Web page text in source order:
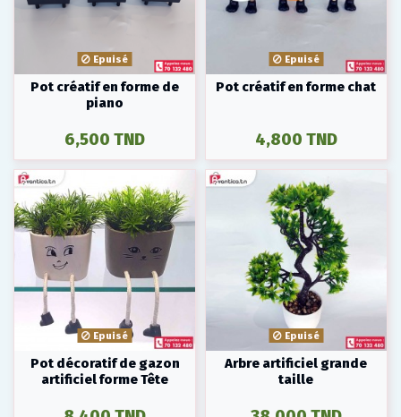
Epuisé
Pot créatif en forme de
piano
6,500 TND
Epuisé
Pot créatif en forme chat
4,800 TND
Epuisé
Pot décoratif de gazon
artificiel forme Tête
Epuisé
Arbre artificiel grande
taille